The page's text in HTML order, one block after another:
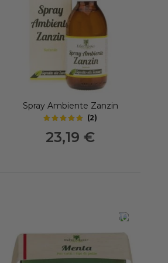
Spray Ambiente Zanzin
(2)
23,19 €
-20%